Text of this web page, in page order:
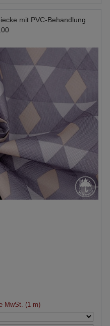
mit PVC-Behandlung
MwSt. (1 m)